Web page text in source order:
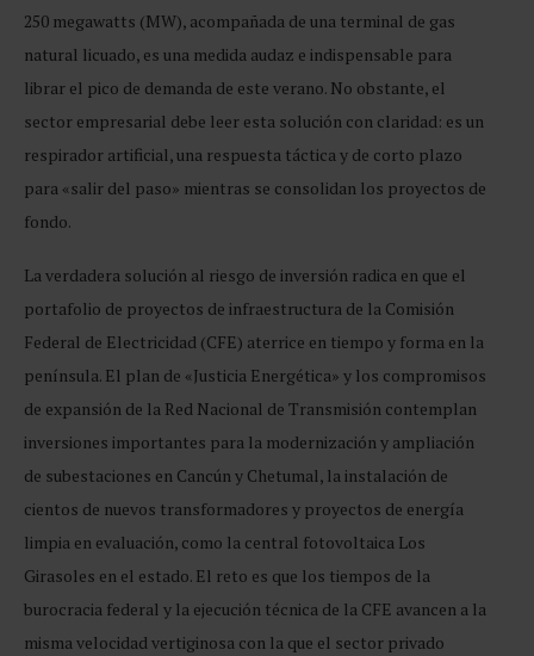
250 megawatts (MW), acompañada de una terminal de gas
natural licuado, es una medida audaz e indispensable para
librar el pico de demanda de este verano. No obstante, el
sector empresarial debe leer esta solución con claridad: es un
respirador artificial, una respuesta táctica y de corto plazo
para «salir del paso» mientras se consolidan los proyectos de
fondo.
La verdadera solución al riesgo de inversión radica en que el
portafolio de proyectos de infraestructura de la Comisión
Federal de Electricidad (CFE) aterrice en tiempo y forma en la
península. El plan de «Justicia Energética» y los compromisos
de expansión de la Red Nacional de Transmisión contemplan
inversiones importantes para la modernización y ampliación
de subestaciones en Cancún y Chetumal, la instalación de
cientos de nuevos transformadores y proyectos de energía
limpia en evaluación, como la central fotovoltaica Los
Girasoles en el estado. El reto es que los tiempos de la
burocracia federal y la ejecución técnica de la CFE avancen a la
misma velocidad vertiginosa con la que el sector privado